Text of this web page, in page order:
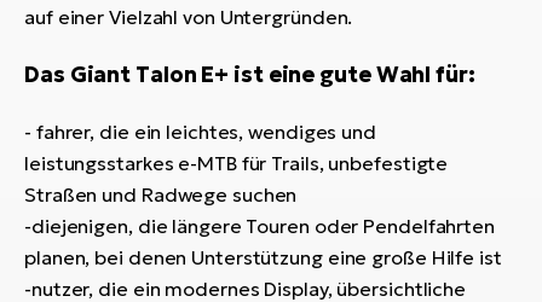
auf einer Vielzahl von Untergründen.
Das Giant Talon E+ ist eine gute Wahl für:
- fahrer, die ein leichtes, wendiges und
leistungsstarkes e-MTB für Trails, unbefestigte
Straßen und Radwege suchen
-diejenigen, die längere Touren oder Pendelfahrten
planen, bei denen Unterstützung eine große Hilfe ist
-nutzer, die ein modernes Display, übersichtliche